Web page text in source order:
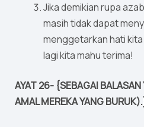
Jika demikian rupa
masih tidak dapat
menggetarkan hati
lagi kita mahu terima!
AYAT 26- {SEBAGAI
AMAL MEREKA YANG